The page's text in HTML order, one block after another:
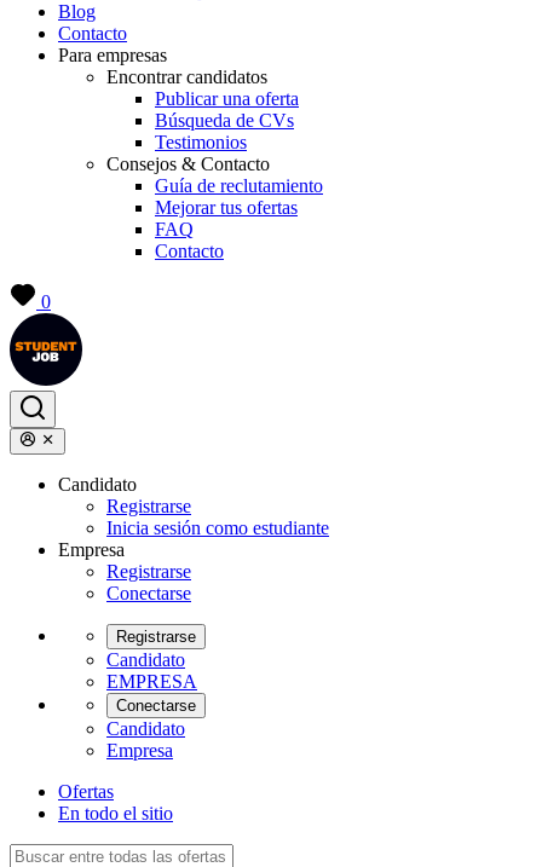
Blog
Contacto
Para empresas
Encontrar candidatos
Publicar una oferta
Búsqueda de CVs
Testimonios
Consejos & Contacto
Guía de reclutamiento
Mejorar tus ofertas
FAQ
Contacto
0
Candidato
Registrarse
Inicia sesión como estudiante
Empresa
Registrarse
Conectarse
Registrarse
Candidato
EMPRESA
Conectarse
Candidato
Empresa
Ofertas
En todo el sitio